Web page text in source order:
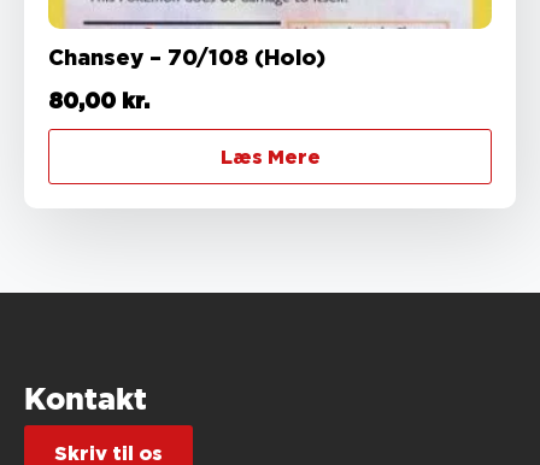
Chansey – 70/108 (Holo)
80,00 kr.
Læs Mere
Kontakt
Skriv til os